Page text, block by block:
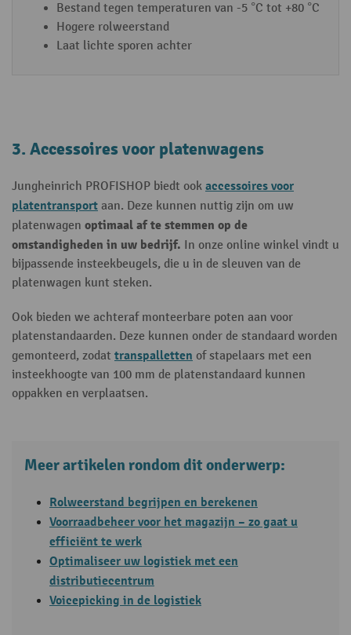
Bestand tegen temperaturen van -5 °C tot +80 °C
Hogere rolweerstand
Laat lichte sporen achter
3. Accessoires voor platenwagens
Jungheinrich PROFISHOP biedt ook accessoires voor
platentransport aan. Deze kunnen nuttig zijn om uw
platenwagen optimaal af te stemmen op de
omstandigheden in uw bedrijf. In onze online winkel vindt u
bijpassende insteekbeugels, die u in de sleuven van de
platenwagen kunt steken.
Ook bieden we achteraf monteerbare poten aan voor
platenstandaarden. Deze kunnen onder de standaard worden
gemonteerd, zodat transpalletten of stapelaars met een
insteekhoogte van 100 mm de platenstandaard kunnen
oppakken en verplaatsen.
Meer artikelen rondom dit onderwerp:
Rolweerstand begrijpen en berekenen
Voorraadbeheer voor het magazijn – zo gaat u
efficiënt te werk
Optimaliseer uw logistiek met een
distributiecentrum
Voicepicking in de logistiek